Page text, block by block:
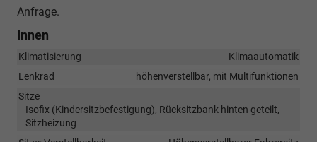
Anfrage.
Innen
Klimatisierung
Klimaautomatik
Lenkrad
höhenverstellbar, mit Multifunktionen
Sitze
Isofix (Kindersitzbefestigung), Rücksitzbank hinten geteilt,
Sitzheizung